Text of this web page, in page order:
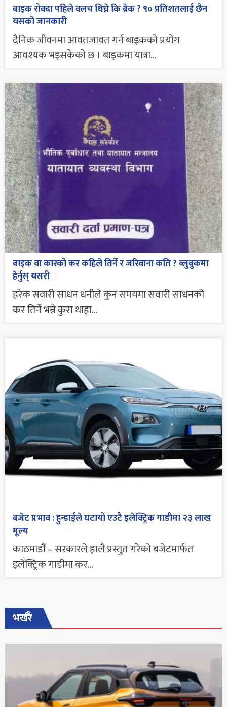
बाइक रोक्दा पहिले क्लच थिच्ने कि ब्रेक ? ९० प्रतिशतलाई छैन
यसको जानकारी
दैनिक जीवनमा आवतजावत गर्न बाइकको प्रयोग
आवश्यक भइसकेको छ । बाइकमा यात्रा...
बाइक वा कारको कर कहिले तिर्ने र जरिवाना कति ? ब्लुबुकमा
हेर्नुस् यसरी
हरेक सवारी साधन धनीले कुन समयमा सवारी साधनको
कर तिर्ने भन्ने कुरा थाहा...
बजेट प्रभाव : हुन्डाईले घटायो एउटै इलेक्ट्रिक गाडीमा २३ लाख
मूल्य
काठमाडौं – सरकारले हालै प्रस्तुत गरेको बजेटमार्फत
इलेक्ट्रिक गाडीमा कर...
भर्खरै